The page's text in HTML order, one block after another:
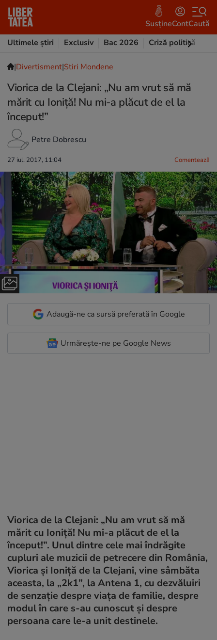
SusțineContCaută
Ultimele știri
Exclusiv Bac 2026 Criză politică
|Divertisment|Stiri Mondene
Viorica de la Clejani: „Nu am vrut să mă
mărit cu Ioniţă! Nu mi-a plăcut de el la
început!”
Petre Dobrescu
27 iul. 2017, 11:04 Comentează
Adaugă-ne ca sursă preferată în Google
Urmărește-ne pe Google News
Viorica de la Clejani: „Nu am vrut să mă
mărit cu Ioniţă! Nu mi-a plăcut de el la
început!”. Unul dintre cele mai îndrăgite
cupluri ale muzicii de petrecere din România,
Viorica şi Ioniţă de la Clejani, vine sâmbăta
aceasta, la „2k1”, la Antena 1, cu dezvăluiri
de senzaţie despre viaţa de familie, despre
modul în care s-au cunoscut şi despre
persoana care le-a unit destinele.